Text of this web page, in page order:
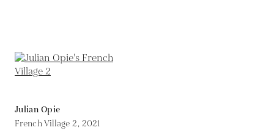
Julian Opie
French Village 2, 2021